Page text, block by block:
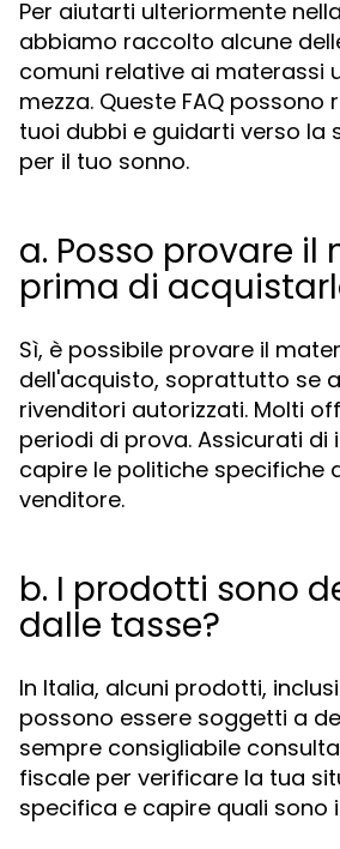
Per aiutarti ulteriormente
abbiamo raccolto alcune
comuni relative ai materassi
mezza. Queste FAQ possono
tuoi dubbi e guidarti verso la
per il tuo sonno.
a. Posso provare il
prima di
Sì, è possibile provare il
dell'acquisto, soprattutto se
rivenditori autorizzati. Molti
periodi di prova. Assicurati di
capire le politiche specifiche
venditore.
b. I prodotti sono
dalle tasse?
In Italia, alcuni prodotti,
possono essere soggetti a
sempre consigliabile
fiscale per verificare la tua
specifica e capire quali sono